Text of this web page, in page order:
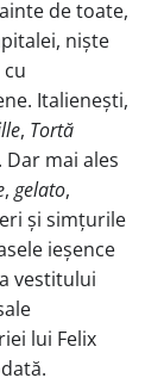
de toate,
niște
Italienești,
, Tortă
Dar mai ales
, gelato,
și simțurile
ieșence
vestitului
lui Felix